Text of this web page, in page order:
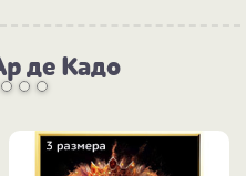
де Кадо